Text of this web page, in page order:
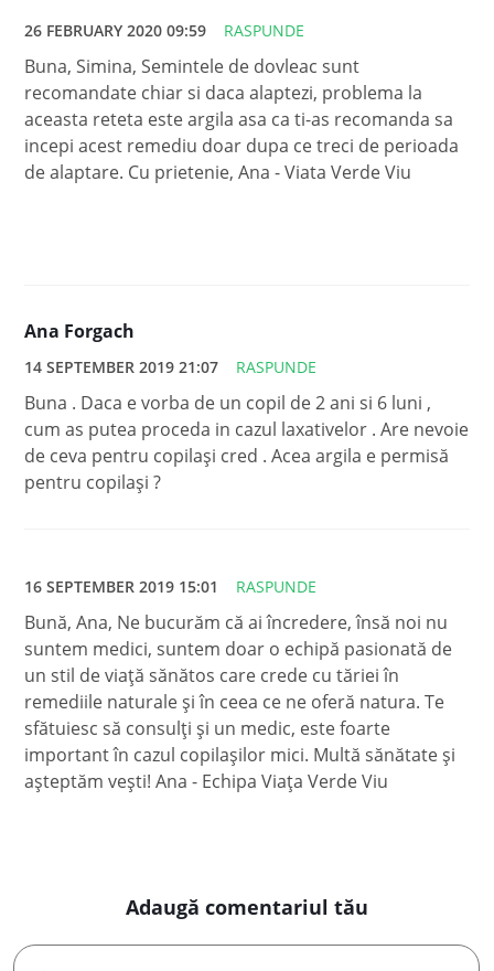
26 FEBRUARY 2020 09:59 RASPUNDE
Buna, Simina, Semintele de dovleac sunt
recomandate chiar si daca alaptezi, problema la
aceasta reteta este argila asa ca ti-as recomanda sa
incepi acest remediu doar dupa ce treci de perioada
de alaptare. Cu prietenie, Ana - Viata Verde Viu
Ana Forgach
14 SEPTEMBER 2019 21:07 RASPUNDE
Buna . Daca e vorba de un copil de 2 ani si 6 luni ,
cum as putea proceda in cazul laxativelor . Are nevoie
de ceva pentru copilași cred . Acea argila e permisă
pentru copilași ?
16 SEPTEMBER 2019 15:01 RASPUNDE
Bună, Ana, Ne bucurăm că ai încredere, însă noi nu
suntem medici, suntem doar o echipă pasionată de
un stil de viață sănătos care crede cu tăriei în
remediile naturale și în ceea ce ne oferă natura. Te
sfătuiesc să consulți și un medic, este foarte
important în cazul copilașilor mici. Multă sănătate și
așteptăm vești! Ana - Echipa Viața Verde Viu
Adaugă comentariul tău